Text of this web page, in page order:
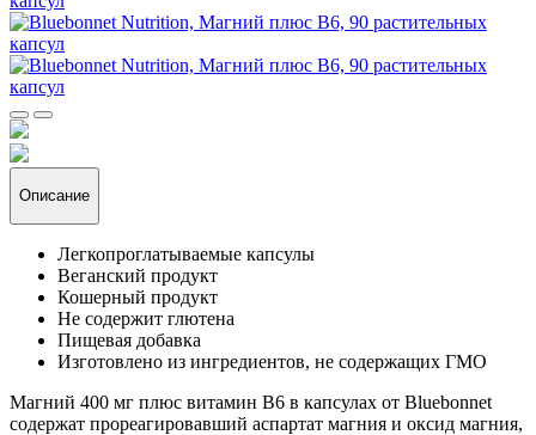
Описание
Легкопроглатываемые капсулы
Веганский продукт
Кошерный продукт
Не содержит глютена
Пищевая добавка
Изготовлено из ингредиентов, не содержащих ГМО
Магний 400 мг плюс витамин B6 в капсулах от Bluebonnet
содержат прореагировавший аспартат магния и оксид магния,